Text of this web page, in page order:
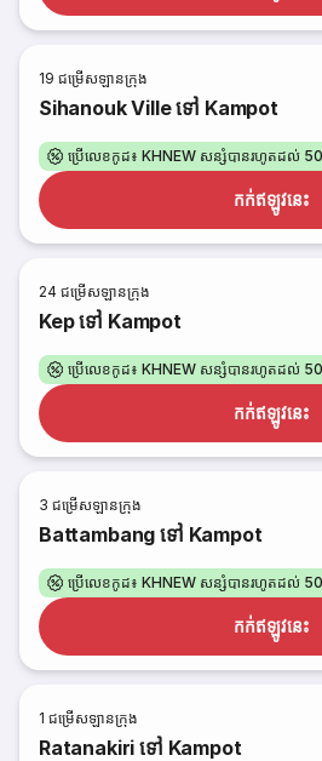
19 ជម្រើសឡានក្រុង
Sihanouk Ville ទៅ Kampot
ប្រើលេខកូដ៖ KHNEW សន្សំបានរហូតដល់
កក់​ឥឡូវនេះ
24 ជម្រើសឡានក្រុង
Kep ទៅ Kampot
ប្រើលេខកូដ៖ KHNEW សន្សំបានរហូតដល់
កក់​ឥឡូវនេះ
3 ជម្រើសឡានក្រុង
Battambang ទៅ Kampot
ប្រើលេខកូដ៖ KHNEW សន្សំបានរហូតដល់
កក់​ឥឡូវនេះ
1 ជម្រើសឡានក្រុង
Ratanakiri ទៅ Kampot